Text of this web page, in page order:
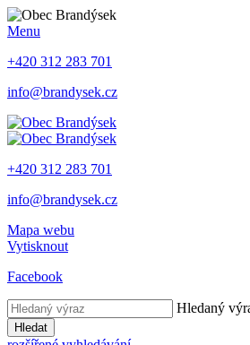
Menu
+420 312 283 701
info@brandysek.cz
+420 312 283 701
info@brandysek.cz
Mapa webu
Vytisknout
Facebook
Hledaný
Hledat